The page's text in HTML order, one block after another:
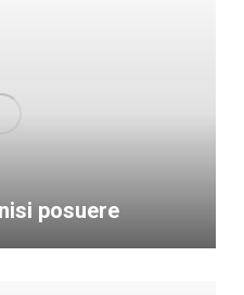
posuere